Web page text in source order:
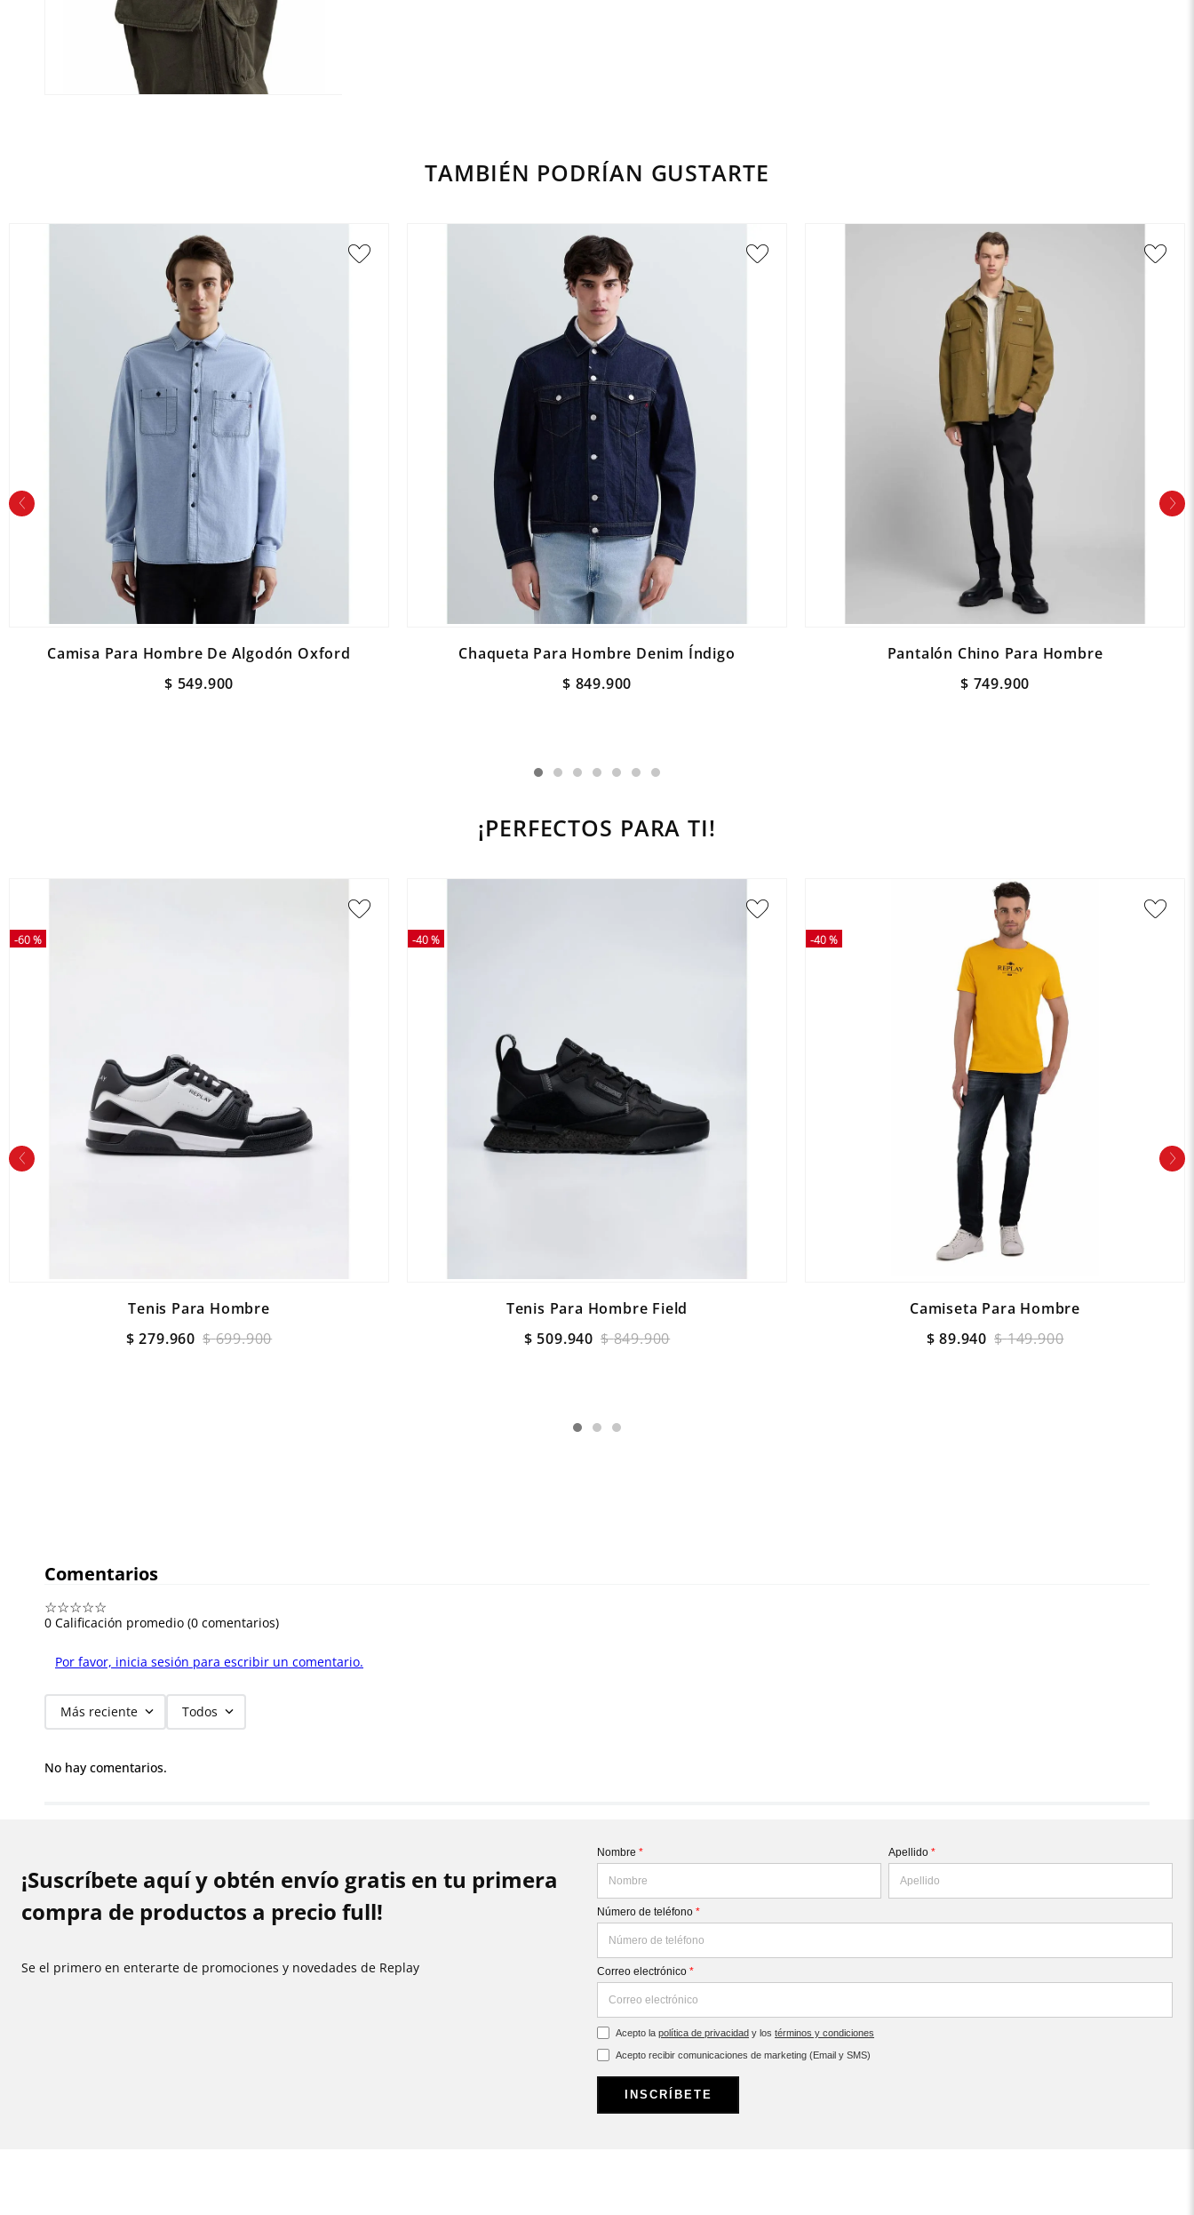
TAMBIÉN PODRÍAN GUSTARTE
Camisa Para Hombre De Algodón Oxford
$ 549.900
Chaqueta Para Hombre Denim Índigo
$ 849.900
Pantalón Chino Para Hombre
$ 749.900
¡PERFECTOS PARA TI!
-60 %
Tenis Para Hombre
$ 699.900
$ 279.960
-40 %
Tenis Para Hombre Field
$ 849.900
$ 509.940
-40 %
Camiseta Para Hombre
$ 149.900
$ 89.940
Comentarios
☆☆☆☆☆
0 Calificación promedio (0 comentarios)
Por favor, inicia sesión para escribir un comentario.
Más reciente Todos
No hay comentarios.
¡Suscríbete aquí y obtén envío gratis en tu primera
compra de productos a precio full!
Se el primero en enterarte de promociones y novedades de Replay
Nombre * Apellido *
Número de teléfono *
Correo electrónico *
Acepto la política de privacidad y los términos y condiciones
Acepto recibir comunicaciones de marketing (Email y SMS)
INSCRÍBETE